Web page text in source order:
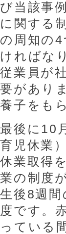
び当該事
に関する
の周知の
ければな
従業員が
要があり
養子をも
最後に10
育児休業
休業取得
業の制度
生後8週
度です。
っている